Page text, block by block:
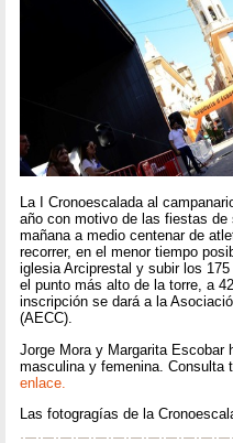
La I Cronoescalada al
año con motivo de las fiestas
mañana a medio centenar de
recorrer, en el menor tiempo
iglesia Arciprestal y subir los
el punto más alto de la torre, a
inscripción se dará a la
(AECC).
Jorge Mora y Margarita Escobar
masculina y femenina. Consulta
enlace.
Las fotogragías de la